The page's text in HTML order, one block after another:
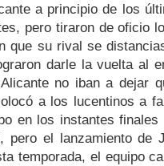
a principio de los
pero tiraron de oficio
que su rival se
darle la vuelta al
no iban a dejar
a los lucentinos a
en los instantes
pero el lanzamiento de
temporada, el equipo